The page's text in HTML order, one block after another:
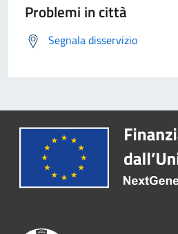
Problemi in città
Segnala disservizio